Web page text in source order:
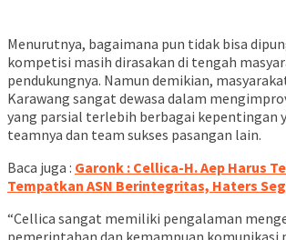
Menurutnya, bagaimana pun tidak bisa
kompetisi masih dirasakan di tengah
pendukungnya. Namun demikian,
Karawang sangat dewasa dalam
yang parsial terlebih berbagai kepentingan
teamnya dan team sukses pasangan lain.
Baca juga : Garonk : Cellica-H. Aep Harus
Tempatkan ASN Berintegritas, Haters
“Cellica sangat memiliki pengalaman